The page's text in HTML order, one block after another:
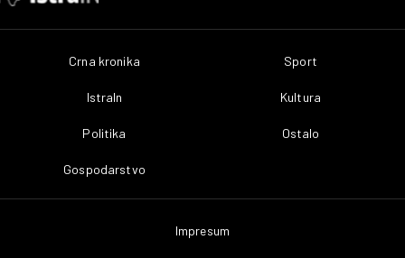
Crna kronika
IstraIn
Politika
Gospodarstvo
Sport
Kultura
Ostalo
Impresum